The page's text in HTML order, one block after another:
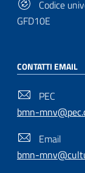
Codice
GFD10E
CONTATTI EMAIL
PEC
bmn-
Email
bmn-